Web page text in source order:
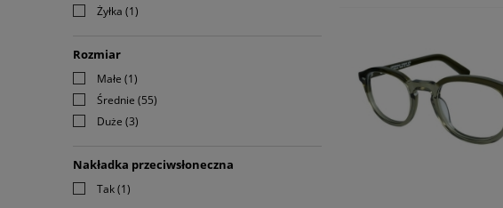
Żyłka (1)
Rozmiar
Małe (1)
Średnie (55)
Duże (3)
Nakładka przeciwsłoneczna
Tak(1)